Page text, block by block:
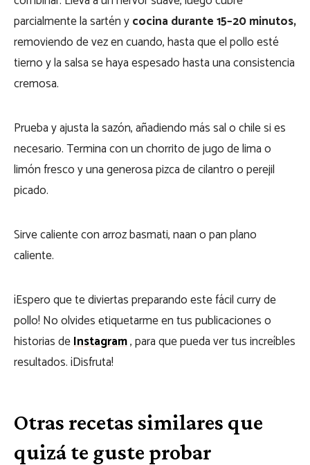
parcialmente la sartén ycocina durante 15–20 minutos,
removiendo de vez en cuando, hasta que el pollo esté
tierno y la salsa se haya espesado hasta una consistencia
cremosa.
Prueba y ajusta la sazón, añadiendo más sal o chile si es
necesario. Termina con un chorrito de jugo de lima o
limón fresco y una generosa pizca de cilantro o perejil
picado.
Sirve caliente con arroz basmati, naan o pan plano
caliente.
¡Espero que te diviertas preparando este fácil curry de
pollo! No olvides etiquetarme en tus publicaciones o
historias deInstagram, para que pueda ver tus increíbles
resultados. ¡Disfruta!
Otras recetas similares que
quizá te guste probar